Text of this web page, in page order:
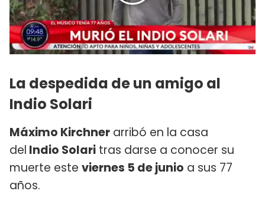
La despedida de un amigo al
Indio Solari
Máximo Kirchner arribó en la casa
del Indio Solari tras darse a conocer su
muerte este viernes 5 de junio a sus 77
años.